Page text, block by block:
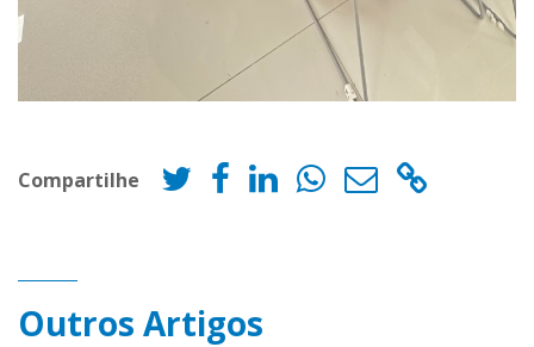
Compartilhe
Outros Artigos